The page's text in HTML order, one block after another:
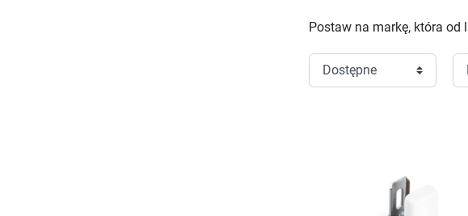
Postaw na markę, która od